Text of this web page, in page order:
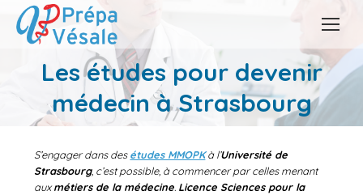
Les études pour devenir
médecin à Strasbourg
Vous êtes ici :
S’engager dans desétudes MMOPKà l’Université de
Strasbourg, c’est possible, à commencer par celles menant
auxmétiers de la médecine. Licence Sciences pour la